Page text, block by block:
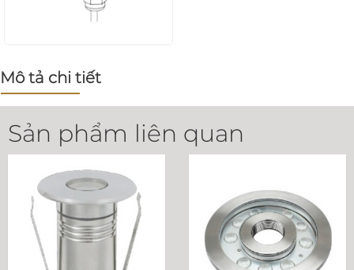
Mô tả chi tiết
Sản phẩm liên quan